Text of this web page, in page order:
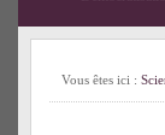
Vous êtes ici :